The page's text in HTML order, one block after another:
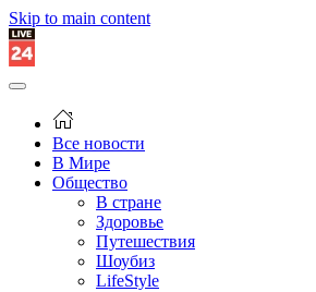
Skip to main content
Все новости
В Мире
Общество
В стране
Здоровье
Путешествия
Шоубиз
LifeStyle